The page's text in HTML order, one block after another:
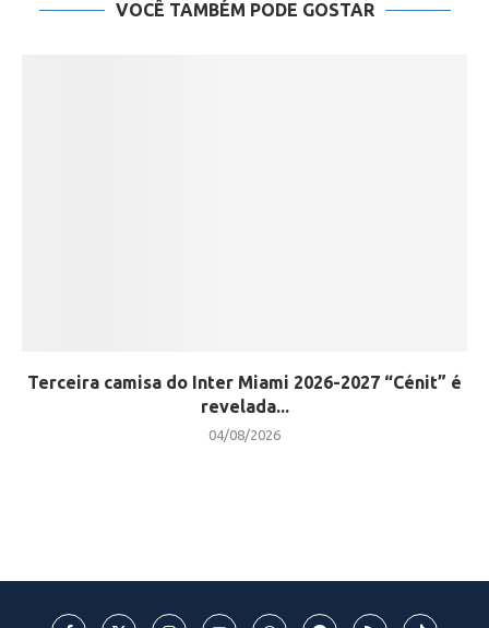
VOCÊ TAMBÉM PODE GOSTAR
Terceira camisa do Inter Miami 2026-2027 “Cénit” é
revelada...
04/08/2026